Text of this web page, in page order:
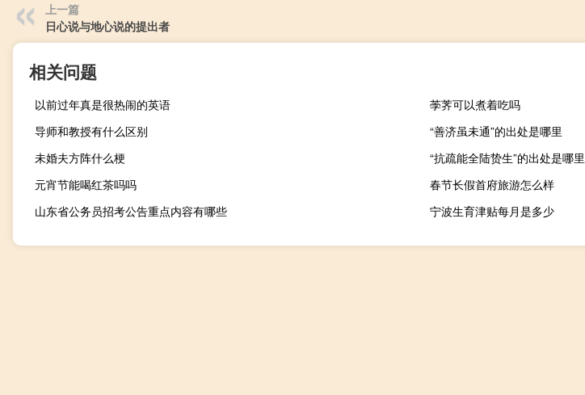
上一篇
日心说与地心说的提出者
相关问题
以前过年真是很热闹的英语
荸荠可以煮着吃吗
导师和教授有什么区别
“善济虽未通”的出处是哪里
未婚夫方阵什么梗
“抗疏能全陆贽生”的出处是哪里
元宵节能喝红茶吗吗
春节长假首府旅游怎么样
山东省公务员招考公告重点内容有哪些
宁波生育津贴每月是多少